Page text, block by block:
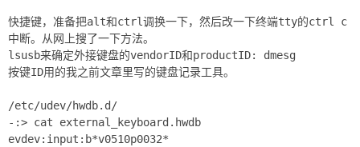
快捷键，准备把alt和ctrl调换一下，然后改一下终端tty的ctrl c
中断。从网上搜了一下方法。
lsusb来确定外接键盘的vendorID和productID: dmesg
按键ID用的我之前文章里写的键盘记录工具。
/etc/udev/hwdb.d/
-:> cat external_keyboard.hwdb
evdev:input:b*v0510p0032*